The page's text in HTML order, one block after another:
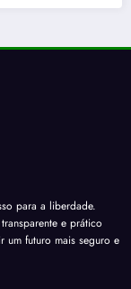
para a liberdade.
e prático
um futuro mais seguro e